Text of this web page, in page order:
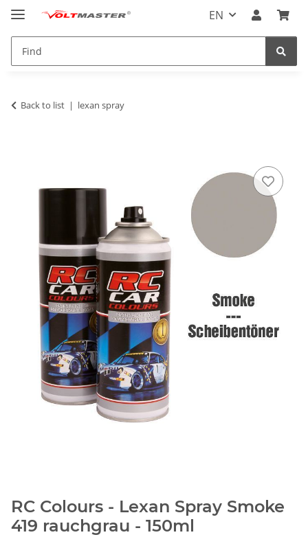
EN
Back to list lexan spray
RC Colours - Lexan Spray Smoke
419 rauchgrau - 150ml